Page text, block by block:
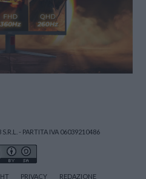
- PARTITA IVA 06039210486
PRIVACY REDAZIONE